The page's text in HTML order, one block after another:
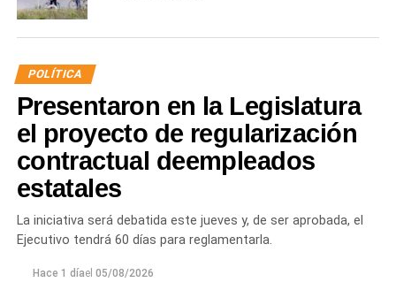
POLÍTICA
Presentaron en la Legislatura
el proyecto de regularización
contractual deempleados
estatales
La iniciativa será debatida este jueves y, de ser aprobada, el
Ejecutivo tendrá 60 días para reglamentarla.
Hace 1 díael 05/08/2026